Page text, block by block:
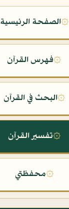
۞الصفحة الرئيسية
۞فهرس القرآن
۞البحث في القرآن
۞تفسير القرآن
۞محفظتي